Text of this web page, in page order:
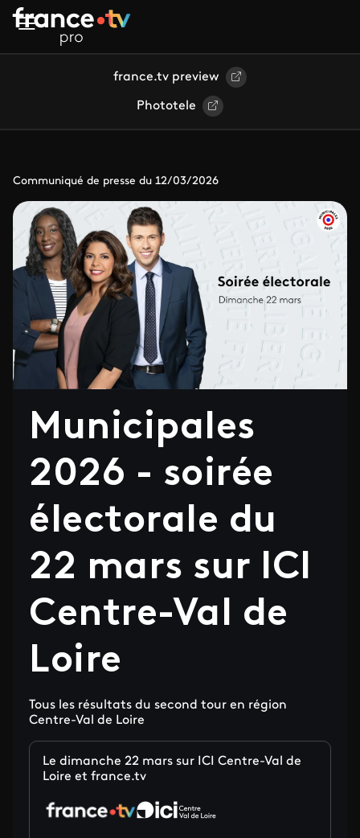
Aller au contenu principal
france.tv preview
Phototele
Communiqué de presse du 12/03/2026
Municipales
2026 - soirée
électorale du
22 mars sur ICI
Centre-Val de
Loire
Tous les résultats du second tour en région
Centre-Val de Loire
Le dimanche 22 mars sur ICI Centre-Val de
Loire et france.tv